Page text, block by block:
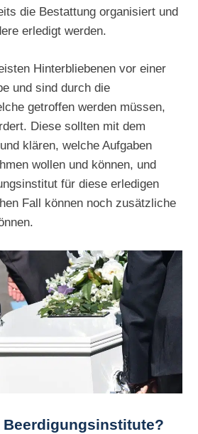
die Bestattung organisiert und
erledigt werden.
Hinterbliebenen vor einer
und sind durch die
getroffen werden müssen,
Diese sollten mit dem
klären, welche Aufgaben
wollen und können, und
für diese erledigen
Fall können noch zusätzliche
Beerdigungsinstitute?